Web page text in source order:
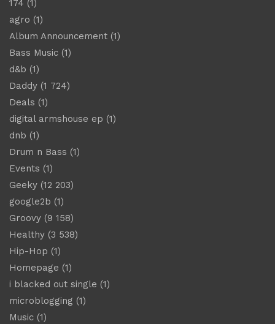
174 (1)
agro (1)
Album Announcement (1)
Bass Music (1)
d&b (1)
Daddy (1 724)
Deals (1)
digital armshouse ep (1)
dnb (1)
Drum n Bass (1)
Events (1)
Geeky (12 203)
google2b (1)
Groovy (9 158)
Healthy (3 538)
Hip-Hop (1)
Homepage (1)
i blacked out single (1)
microblogging (1)
Music (1)